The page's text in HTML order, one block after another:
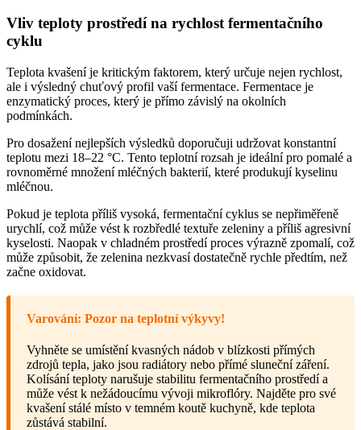
Vliv teploty prostředí na rychlost fermentačního
cyklu
Teplota kvašení je kritickým faktorem, který určuje nejen rychlost,
ale i výsledný chuťový profil vaší fermentace. Fermentace je
enzymatický proces, který je přímo závislý na okolních
podmínkách.
Pro dosažení nejlepších výsledků doporučuji udržovat konstantní
teplotu mezi 18–22 °C. Tento teplotní rozsah je ideální pro pomalé a
rovnoměrné množení mléčných bakterií, které produkují kyselinu
mléčnou.
Pokud je teplota příliš vysoká, fermentační cyklus se nepřiměřeně
urychlí, což může vést k rozbředlé textuře zeleniny a příliš agresivní
kyselosti. Naopak v chladném prostředí proces výrazně zpomalí, což
může způsobit, že zelenina nezkvasí dostatečně rychle předtím, než
začne oxidovat.
Varování: Pozor na teplotní výkyvy!
Vyhněte se umístění kvasných nádob v blízkosti přímých
zdrojů tepla, jako jsou radiátory nebo přímé sluneční záření.
Kolísání teploty narušuje stabilitu fermentačního prostředí a
může vést k nežádoucímu vývoji mikroflóry. Najděte pro své
kvašení stálé místo v temném koutě kuchyně, kde teplota
zůstává stabilní.